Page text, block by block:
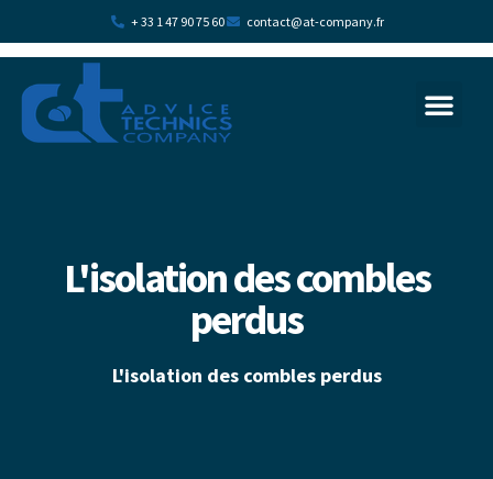
+ 33 1 47 90 75 60 contact@at-company.fr
L'isolation des combles
perdus
L'isolation des combles perdus